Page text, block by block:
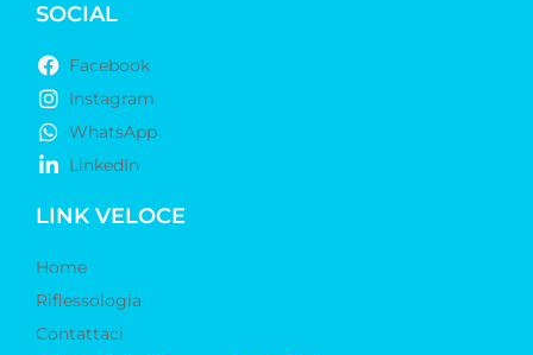
SOCIAL
Facebook
Instagram
WhatsApp
LinkedIn
LINK VELOCE
Home
Riflessologia
Contattaci